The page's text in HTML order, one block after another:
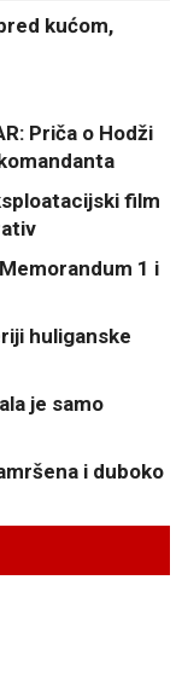
kućom,
Priča o Hodži
film
Memorandum 1 i
huliganske
je samo
i duboko